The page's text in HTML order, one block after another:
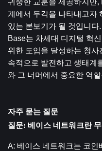
귀중한 교훈을 제공하지만
계에서 두각을 나타내고자
있는 본보기가 될 것입니
Base는 차세대 디지털 혁
위한 도입을 달성하는 청사
속적으로 발전하고 생태계
와 그 너머에서 중요한 역
자주 묻는 질문
질문: 베이스 네트워크란
A: 베이스 네트워크는 코인